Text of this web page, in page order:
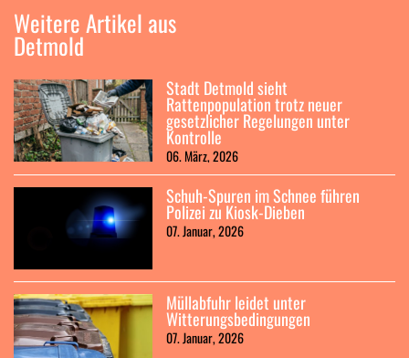
Weitere Artikel aus
Detmold
Stadt Detmold sieht
Rattenpopulation trotz neuer
gesetzlicher Regelungen unter
Kontrolle
06. März, 2026
Schuh-Spuren im Schnee führen
Polizei zu Kiosk-Dieben
07. Januar, 2026
Müllabfuhr leidet unter
Witterungsbedingungen
07. Januar, 2026